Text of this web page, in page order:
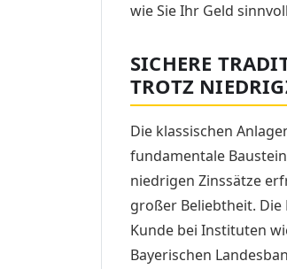
wie Sie Ihr Geld
SICHERE
TROTZ
Die klassischen
fundamentale
niedrigen Zinssätze
großer Beliebtheit. Die
Kunde bei Instituten
Bayerischen